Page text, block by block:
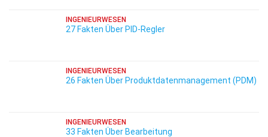
INGENIEURWESEN
27 Fakten Über PID-Regler
INGENIEURWESEN
26 Fakten Über Produktdatenmanagement (PDM)
INGENIEURWESEN
33 Fakten Über Bearbeitung